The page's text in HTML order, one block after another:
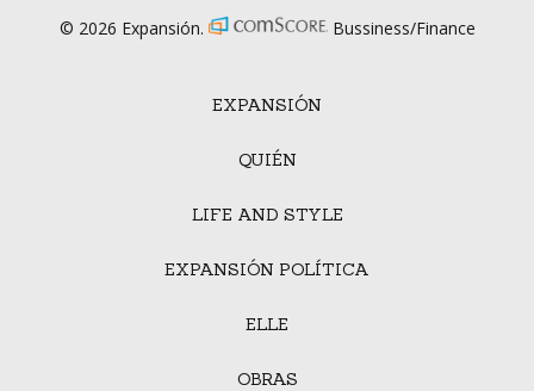
EXPANSIÓN
QUIÉN
LIFE AND STYLE
EXPANSIÓN POLÍTICA
ELLE
OBRAS
© 2026 Expansión. Bussiness/Finance